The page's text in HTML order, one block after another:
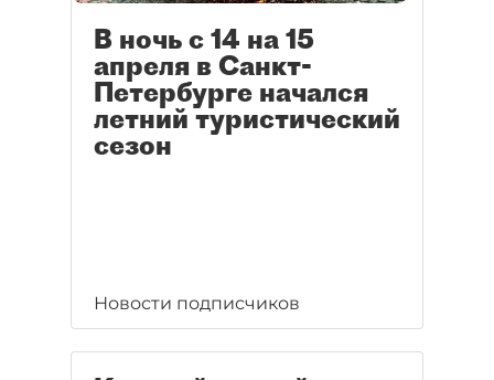
В ночь с 14 на 15
апреля в Санкт-
Петербурге начался
летний туристический
сезон
Новости подписчиков